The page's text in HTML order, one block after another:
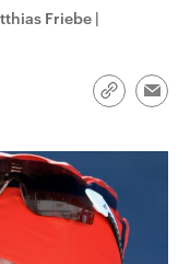
Friebe |
Link